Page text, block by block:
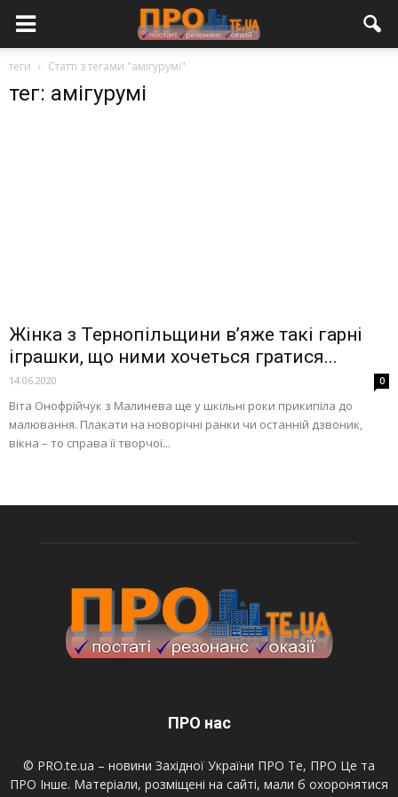
теги Статті з тегами "амігурумі"
тег: амігурумі
Жінка з Тернопільщини в’яже такі гарні
іграшки, що ними хочеться гратися...
14.06.2020 0
Віта Онофрійчук з Малинева ще у шкільні роки прикипіла до
малювання. Плакати на новорічні ранки чи останній дзвоник,
вікна – то справа її творчої...
ПРО нас
© PRO.te.ua – новини Західної України ПРО Те, ПРО Це та
ПРО Інше. Матеріали, розміщені на сайті, мали б охоронятися